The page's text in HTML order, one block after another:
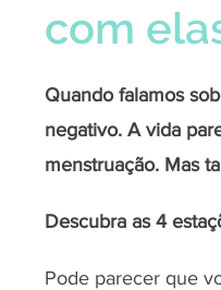
com
Quando falamos
negativo. A vida
menstruação. Mas
Descubra as 4
Pode parecer que